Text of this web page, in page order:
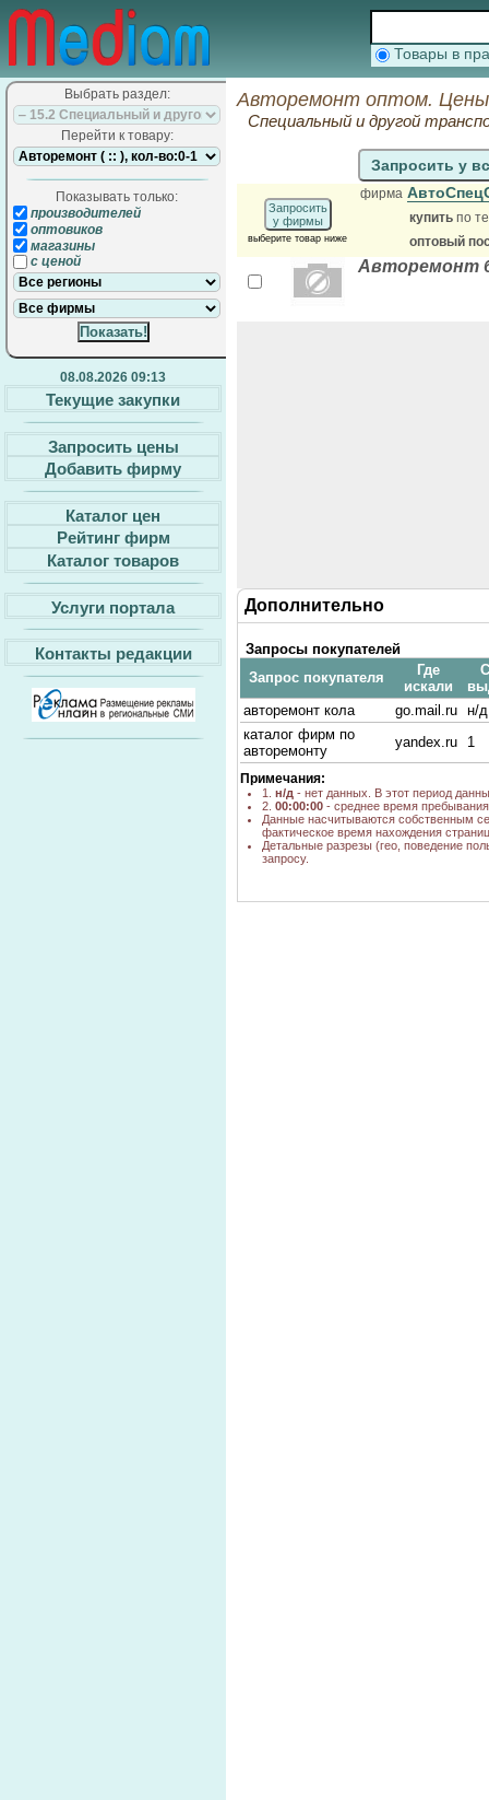
Товары в
Выбрать раздел:
Перейти к товару:
Показывать только:
производителей
оптовиков
магазины
с ценой
08.08.2026 09:13
Текущие закупки
Запросить цены
Добавить фирму
Каталог цен
Рейтинг фирм
Каталог товаров
Услуги портала
Контакты редакции
Авторемонт оптом. Цены
Специальный и другой
Запросить у
Запросить
у фирмы
выберите товар ниже
фирма
купить по
оптовый
Авторемонт
Дополнительно
Запросы покупателей
Запрос покупателя
Где
искали
авторемонт кола
go.mail.ru н/д
каталог фирм по
авторемонту
yandex.ru 1
Примечания:
1. н/д - нет данных. В этот период
2. 00:00:00 - среднее время
Данные насчитываются собственным
фактическое время нахождения
Детальные разрезы (гео, поведение
запросу.